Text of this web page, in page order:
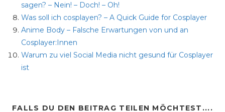
sagen? – Nein! – Doch! – Oh!
Was soll ich cosplayen? – A Quick Guide for Cosplayer
Anime Body – Falsche Erwartungen von und an
Cosplayer:Innen
Warum zu viel Social Media nicht gesund für Cosplayer
ist
FALLS DU DEN BEITRAG TEILEN MÖCHTEST....